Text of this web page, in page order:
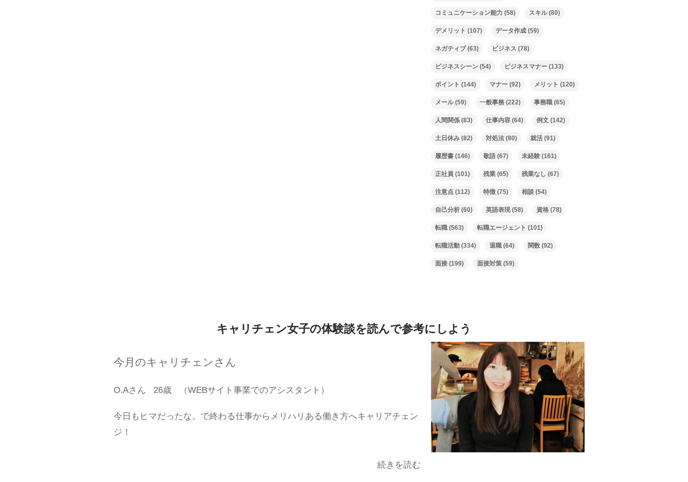
コミュニケーション能力 (58) スキル(80)
デメリット (107) データ作成 (59)
ネガティブ(63) ビジネス (78)
ビジネスシーン (54) ビジネスマナー (133)
ポイント (144) マナー (92) メリット (120)
メール(59) 一般事務 (222) 事務職 (65)
人間関係 (83) 仕事内容 (64) 例文 (142)
土日休み (82) 対処法 (80) 就活 (91)
履歴書 (146) 敬語 (67) 未経験 (161)
正社員 (101) 残業 (65) 残業なし (67)
注意点 (112) 特徴 (75) 相談 (54)
自己分析 (60) 英語表現(58) 資格 (78)
転職 (563) 転職エージェント (101)
転職活動 (334) 退職 (64) 関数 (92)
面接 (199) 面接対策 (59)
キャリチェン女子の体験談を読んで参考にしよう
今月のキャリチェンさん
O.Aさん 26歳 （WEBサイト事業でのアシスタント）
今日もヒマだったな。で終わる仕事からメリハリある働き方へキャリアチェン
ジ！
続きを読む